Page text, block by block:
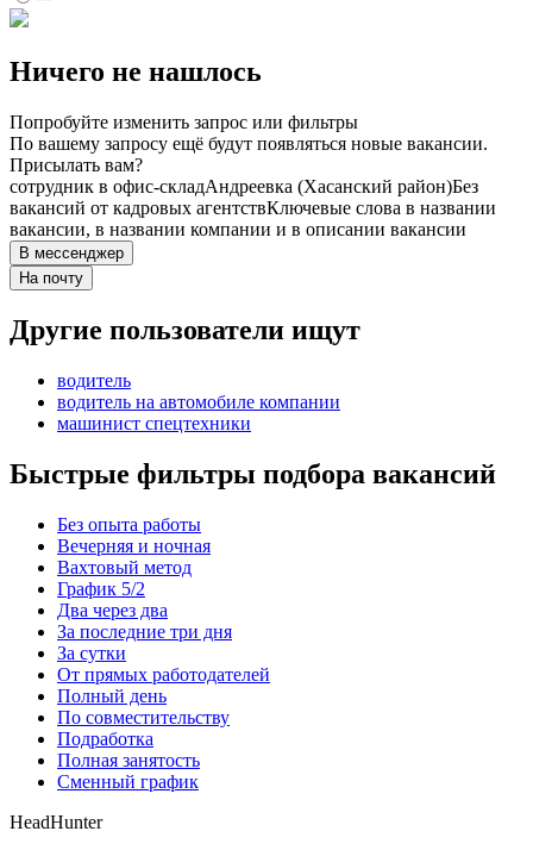
Ничего не нашлось
Попробуйте изменить запрос или фильтры
По вашему запросу ещё будут появляться новые вакансии.
Присылать вам?
сотрудник в офис-складАндреевка (Хасанский район)Без
вакансий от кадровых агентствКлючевые слова в названии
вакансии, в названии компании и в описании вакансии
В мессенджер
На почту
Другие пользователи ищут
водитель
водитель на автомобиле компании
машинист спецтехники
Быстрые фильтры подбора вакансий
Без опыта работы
Вечерняя и ночная
Вахтовый метод
График 5/2
Два через два
За последние три дня
За сутки
От прямых работодателей
Полный день
По совместительству
Подработка
Полная занятость
Сменный график
HeadHunter